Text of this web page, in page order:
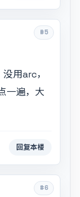
#5
用arc，
一遍，大
回复本楼
#6